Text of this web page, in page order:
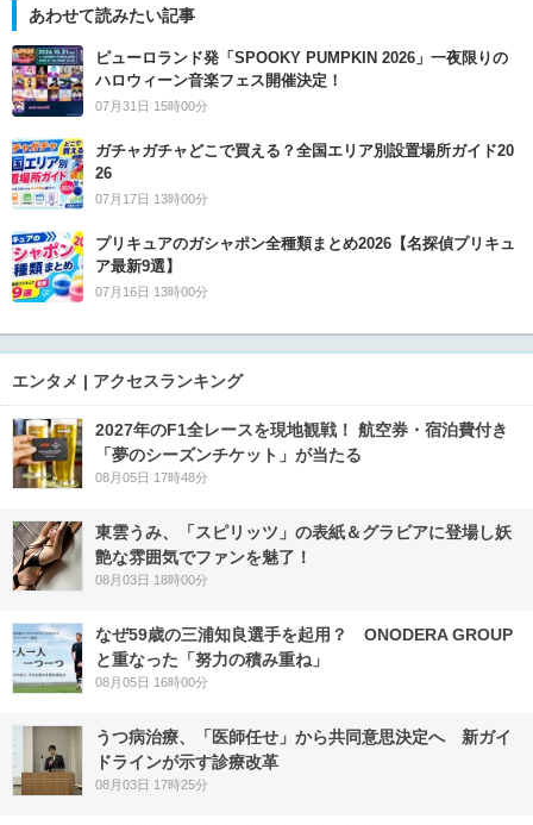
あわせて読みたい記事
ピューロランド発「SPOOKY PUMPKIN 2026」一夜限りの
ハロウィーン音楽フェス開催決定！
07月31日 15時00分
ガチャガチャどこで買える？全国エリア別設置場所ガイド20
26
07月17日 13時00分
プリキュアのガシャポン全種類まとめ2026【名探偵プリキュ
ア最新9選】
07月16日 13時00分
エンタメ | アクセスランキング
2027年のF1全レースを現地観戦！ 航空券・宿泊費付き
「夢のシーズンチケット」が当たる
08月05日 17時48分
東雲うみ、「スピリッツ」の表紙＆グラビアに登場し妖
艶な雰囲気でファンを魅了！
08月03日 18時00分
なぜ59歳の三浦知良選手を起用？ ONODERA GROUP
と重なった「努力の積み重ね」
08月05日 16時00分
うつ病治療、「医師任せ」から共同意思決定へ 新ガイ
ドラインが示す診療改革
08月03日 17時25分